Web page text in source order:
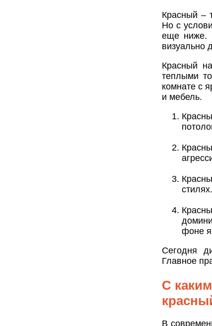
Красный –
Но с
еще ниже.
визуально
Красный
теплыми
комнате с
и мебель.
стилях.
фоне
Сегодня
Главное
С
В